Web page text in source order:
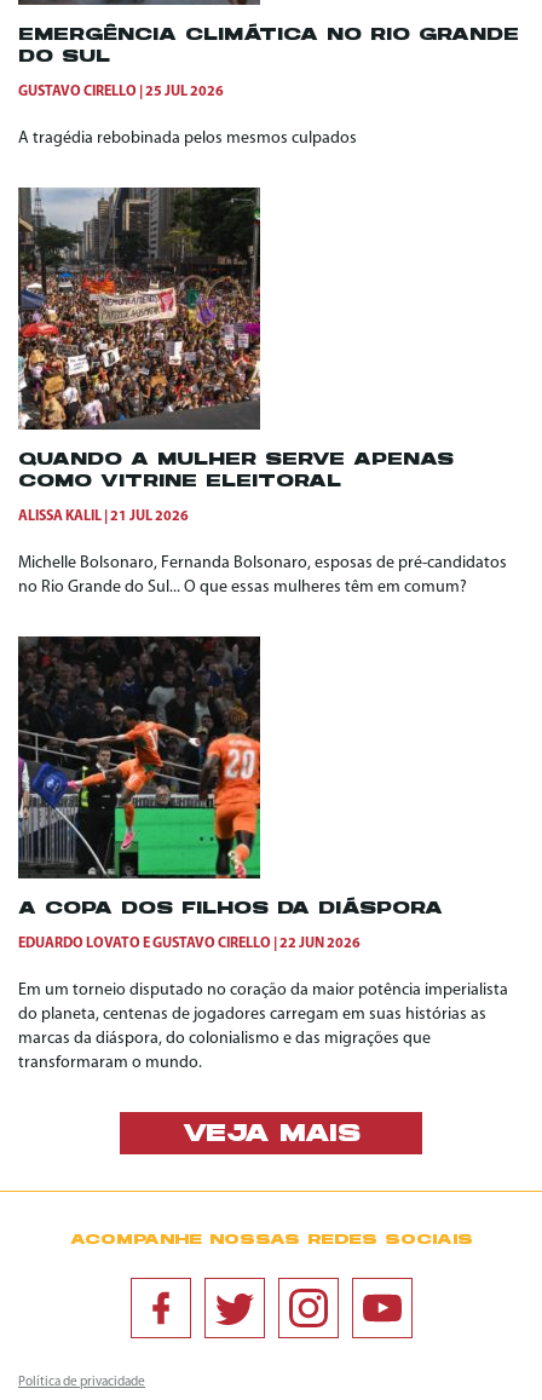
EMERGÊNCIA CLIMÁTICA NO RIO GRANDE
DO SUL
GUSTAVO CIRELLO 25 JUL 2026
A tragédia rebobinada pelos mesmos culpados
QUANDO A MULHER SERVE APENAS
COMO VITRINE ELEITORAL
ALISSA KALIL 21 JUL 2026
Michelle Bolsonaro, Fernanda Bolsonaro, esposas de pré-candidatos
no Rio Grande do Sul... O que essas mulheres têm em comum?
A COPA DOS FILHOS DA DIÁSPORA
EDUARDO LOVATO EGUSTAVO CIRELLO 22 JUN 2026
Em um torneio disputado no coração da maior potência imperialista
do planeta, centenas de jogadores carregam em suas histórias as
marcas da diáspora, do colonialismo e das migrações que
transformaram o mundo.
VEJA MAIS
ACOMPANHE NOSSAS REDES SOCIAIS
Política de privacidade